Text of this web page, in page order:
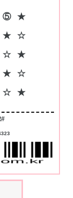
⑤
★
★
☆
☆
★
★
☆
☆ ★